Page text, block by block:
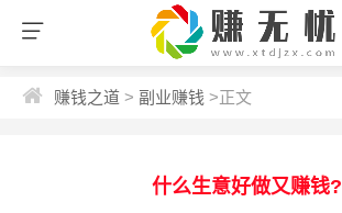
赚钱之道 > 副业赚钱 >正文
什么生意好做又赚钱?